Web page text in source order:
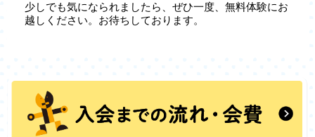
少しでも気になられましたら、ぜひ一度、無料体験にお
越しください。お待ちしております。